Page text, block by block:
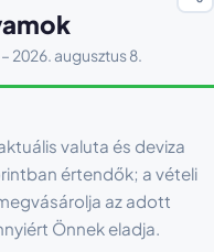
2026. augusztus 8.
valuta és deviza
értendők; a vételi
az adott
Önnek eladja.